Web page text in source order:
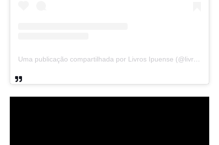
Uma publicação compartilhada por Livros Ipuense (@livraria.papelaria_ipuense)